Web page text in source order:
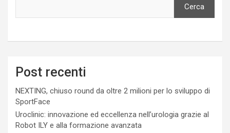
Cerca
Post recenti
NEXTING, chiuso round da oltre 2 milioni per lo sviluppo di
SportFace
Uroclinic: innovazione ed eccellenza nell’urologia grazie al
Robot ILY e alla formazione avanzata